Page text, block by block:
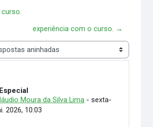
experiência com o curso. →
Moura da Silva Lima -sexta-
2026, 10:03
0